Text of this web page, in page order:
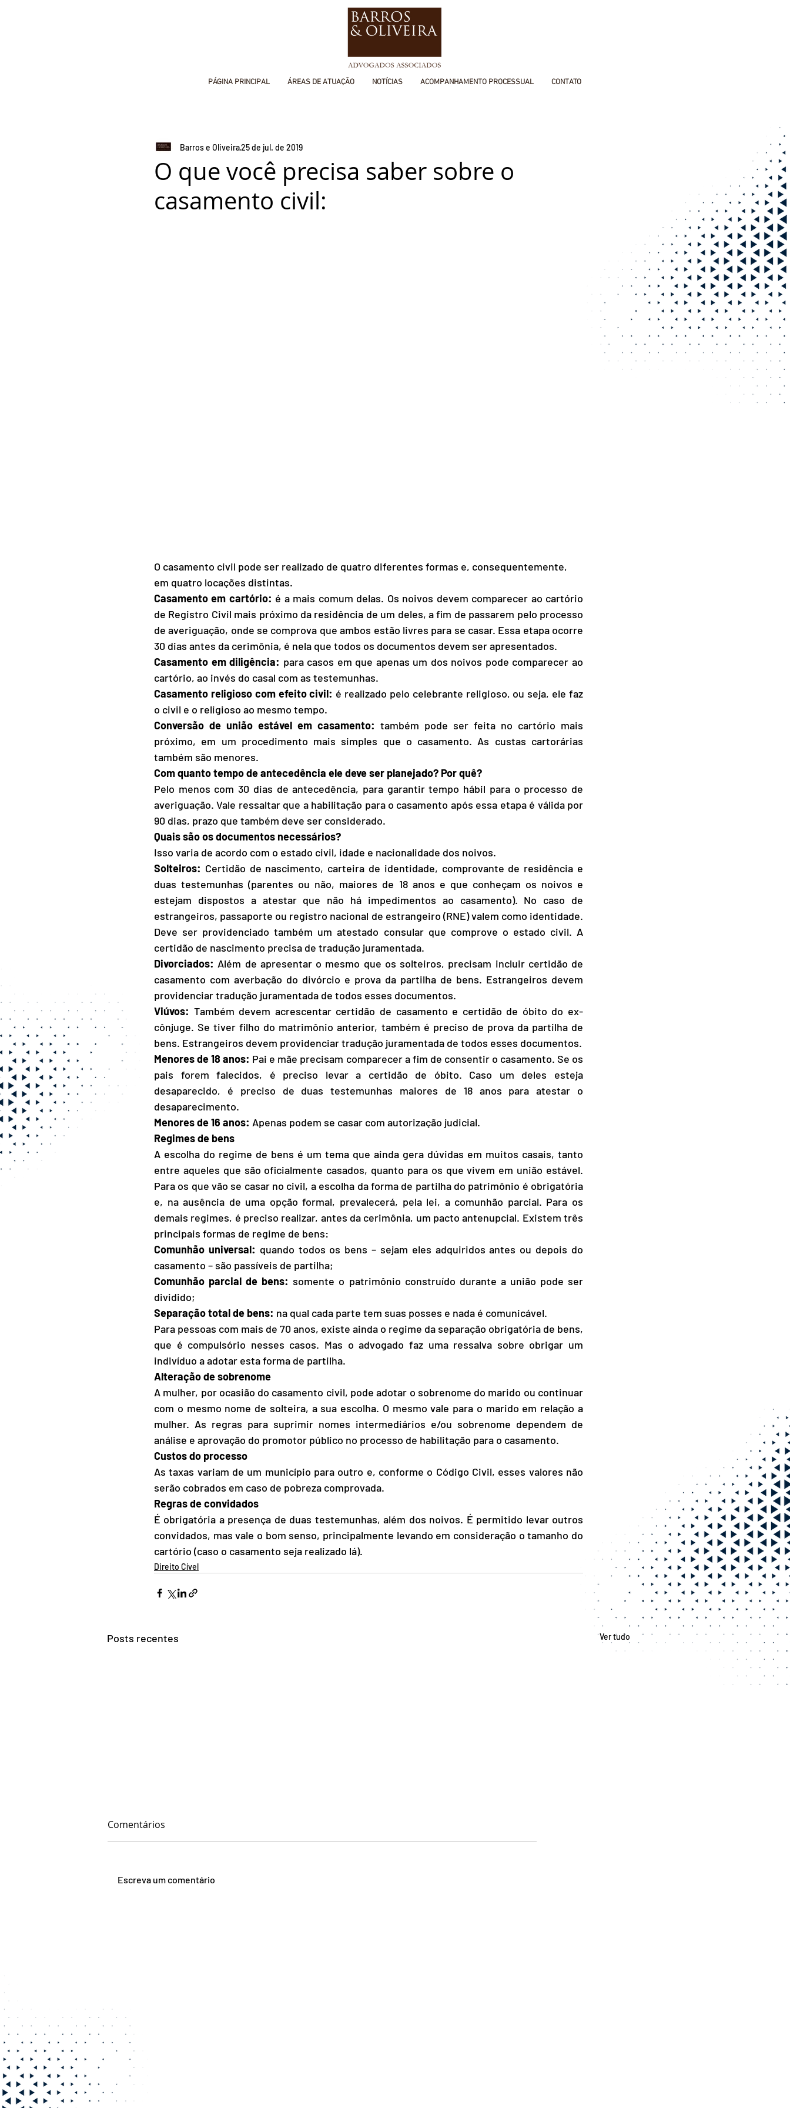
PÁGINA PRINCIPAL ÁREAS DE ATUAÇÃO NOTÍCIAS ACOMPANHAMENTO PROCESSUAL CONTATO
O que você precisa saber sobre o
casamento civil:
Barros e Oliveira25 de jul. de 2019
O casamento civil pode ser realizado de quatro diferentes formas e, consequentemente,
em quatro locações distintas.
Casamento em cartório: é a mais comum delas. Os noivos devem comparecer ao cartório
de Registro Civil mais próximo da residência de um deles, a fim de passarem pelo processo
de averiguação, onde se comprova que ambos estão livres para se casar. Essa etapa ocorre
30 dias antes da cerimônia, é nela que todos os documentos devem ser apresentados.
Casamento em diligência: para casos em que apenas um dos noivos pode comparecer ao
cartório, ao invés do casal com as testemunhas.
Casamento religioso com efeito civil: é realizado pelo celebrante religioso, ou seja, ele faz
o civil e o religioso ao mesmo tempo.
Conversão de união estável em casamento: também pode ser feita no cartório mais
próximo, em um procedimento mais simples que o casamento. As custas cartorárias
também são menores.
Com quanto tempo de antecedência ele deve ser planejado? Por quê?
Pelo menos com 30 dias de antecedência, para garantir tempo hábil para o processo de
averiguação. Vale ressaltar que a habilitação para o casamento após essa etapa é válida por
90 dias, prazo que também deve ser considerado.
Quais são os documentos necessários?
Isso varia de acordo com o estado civil, idade e nacionalidade dos noivos.
Solteiros: Certidão de nascimento, carteira de identidade, comprovante de residência e
duas testemunhas (parentes ou não, maiores de 18 anos e que conheçam os noivos e
estejam dispostos a atestar que não há impedimentos ao casamento). No caso de
estrangeiros, passaporte ou registro nacional de estrangeiro (RNE) valem como identidade.
Deve ser providenciado também um atestado consular que comprove o estado civil. A
certidão de nascimento precisa de tradução juramentada.
Divorciados: Além de apresentar o mesmo que os solteiros, precisam incluir certidão de
casamento com averbação do divórcio e prova da partilha de bens. Estrangeiros devem
providenciar tradução juramentada de todos esses documentos.
Viúvos: Também devem acrescentar certidão de casamento e certidão de óbito do ex-
cônjuge. Se tiver filho do matrimônio anterior, também é preciso de prova da partilha de
bens. Estrangeiros devem providenciar tradução juramentada de todos esses documentos.
Menores de 18 anos: Pai e mãe precisam comparecer a fim de consentir o casamento. Se os
pais forem falecidos, é preciso levar a certidão de óbito. Caso um deles esteja
desaparecido, é preciso de duas testemunhas maiores de 18 anos para atestar o
desaparecimento.
Menores de 16 anos: Apenas podem se casar com autorização judicial.
Regimes de bens
A escolha do regime de bens é um tema que ainda gera dúvidas em muitos casais, tanto
entre aqueles que são oficialmente casados, quanto para os que vivem em união estável.
Para os que vão se casar no civil, a escolha da forma de partilha do patrimônio é obrigatória
e, na ausência de uma opção formal, prevalecerá, pela lei, a comunhão parcial. Para os
demais regimes, é preciso realizar, antes da cerimônia, um pacto antenupcial. Existem três
principais formas de regime de bens:
Comunhão universal: quando todos os bens – sejam eles adquiridos antes ou depois do
casamento – são passíveis de partilha;
Comunhão parcial de bens: somente o patrimônio construído durante a união pode ser
dividido;
Separação total de bens: na qual cada parte tem suas posses e nada é comunicável.
Para pessoas com mais de 70 anos, existe ainda o regime da separação obrigatória de bens,
que é compulsório nesses casos. Mas o advogado faz uma ressalva sobre obrigar um
indivíduo a adotar esta forma de partilha.
Alteração de sobrenome
A mulher, por ocasião do casamento civil, pode adotar o sobrenome do marido ou continuar
com o mesmo nome de solteira, a sua escolha. O mesmo vale para o marido em relação a
mulher. As regras para suprimir nomes intermediários e/ou sobrenome dependem de
análise e aprovação do promotor público no processo de habilitação para o casamento.
Custos do processo
As taxas variam de um município para outro e, conforme o Código Civil, esses valores não
serão cobrados em caso de pobreza comprovada.
Regras de convidados
É obrigatória a presença de duas testemunhas, além dos noivos. É permitido levar outros
convidados, mas vale o bom senso, principalmente levando em consideração o tamanho do
cartório (caso o casamento seja realizado lá).
Direito Cível
Posts recentes Ver tudo
Comentários
Escreva um comentário